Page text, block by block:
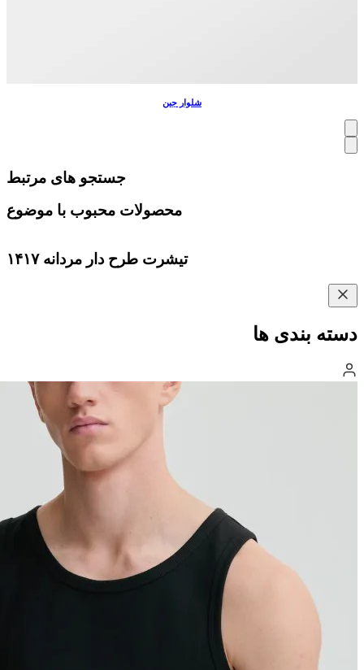
شلوار جین
جستجو های مرتبط
محصولات محبوب با موضوع
تیشرت طرح دار مردانه ۱۴۱۷
دسته بندی ها